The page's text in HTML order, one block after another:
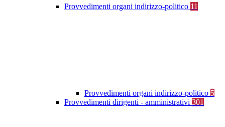
Provvedimenti organi indirizzo-politico 11
Provvedimenti organi indirizzo-politico 5
Provvedimenti dirigenti - amministrativi 301